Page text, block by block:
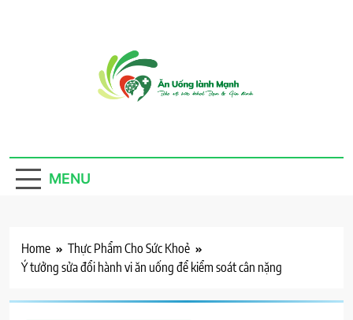
Mạnh
MENU
Home
Thực Phẩm Cho Sức Khoẻ
Ý tưởng sửa đổi hành vi ăn uống để kiểm soát cân nặng